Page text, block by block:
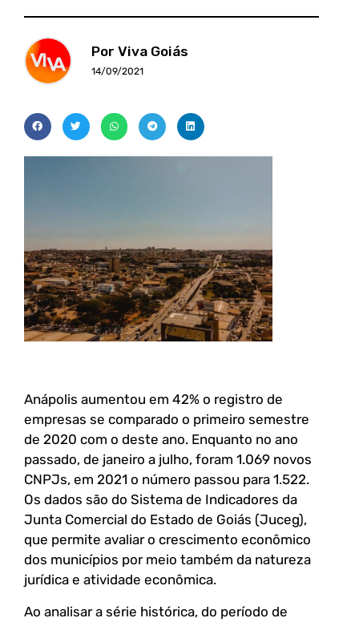
Por Viva Goiás
14/09/2021
Anápolis aumentou em 42% o registro de
empresas se comparado o primeiro semestre
de 2020 com o deste ano. Enquanto no ano
passado, de janeiro a julho, foram 1.069 novos
CNPJs, em 2021 o número passou para 1.522.
Os dados são do Sistema de Indicadores da
Junta Comercial do Estado de Goiás (Juceg),
que permite avaliar o crescimento econômico
dos municípios por meio também da natureza
jurídica e atividade econômica.
Ao analisar a série histórica, do período de